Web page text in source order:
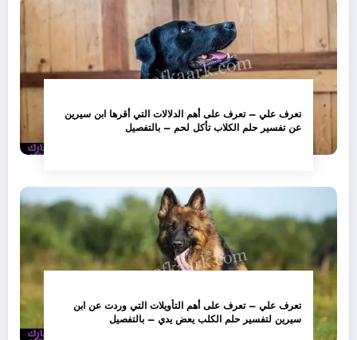
تعرف علي – تعرف على أهم الدلالات التي أقرها ابن سيرين
عن تفسير حلم الكلاب تأكل لحم – بالتفصيل
تعرف علي – تعرف على أهم التأويلات التي وردت عن ابن
سيرين لتفسير حلم الكلب يعض يدي – بالتفصيل